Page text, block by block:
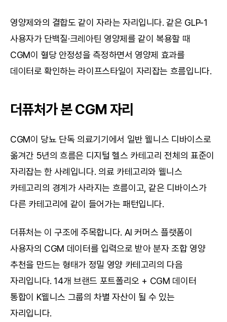
영양제와의 결합도 같이 자라는 자리입니다. 같은 GLP-1
사용자가 단백질·크레아틴 영양제를 같이 복용할 때
CGM이 혈당 안정성을 측정하면서 영양제 효과를
데이터로 확인하는 라이프스타일이 자리잡는 흐름입니다.
더퓨처가 본 CGM 자리
CGM이 당뇨 단독 의료기기에서 일반 웰니스 디바이스로
옮겨간 5년의 흐름은 디지털 헬스 카테고리 전체의 표준이
자리잡는 한 사례입니다. 의료 카테고리와 웰니스
카테고리의 경계가 사라지는 흐름이고, 같은 디바이스가
다른 카테고리에 같이 들어가는 패턴입니다.
더퓨처는 이 구조에 주목합니다. AI 커머스 플랫폼이
사용자의 CGM 데이터를 입력으로 받아 분자 조합 영양
추천을 만드는 형태가 정밀 영양 카테고리의 다음
자리입니다. 14개 브랜드 포트폴리오 + CGM 데이터
통합이 K웰니스 그룹의 차별 자산이 될 수 있는
자리입니다.